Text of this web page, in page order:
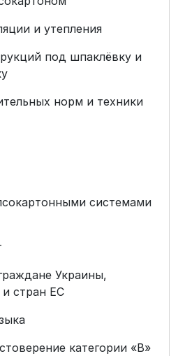
и утепления
под шпаклёвку и
норм и техники
системами
Украины,
стран ЕС
категории «B»